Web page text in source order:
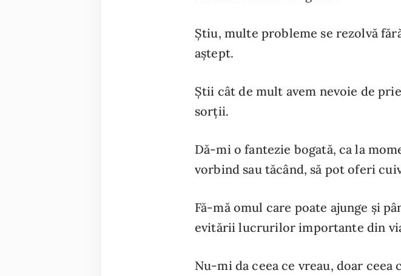
Știu, multe probleme se rezolvă
aștept.
Știi cât de mult avem nevoie de
sorții.
Dă-mi o fantezie bogată, ca la
vorbind sau tăcând, să pot oferi
Fă-mă omul care poate ajunge și
evitării lucrurilor importante din
Nu-mi da ceea ce vreau, doar